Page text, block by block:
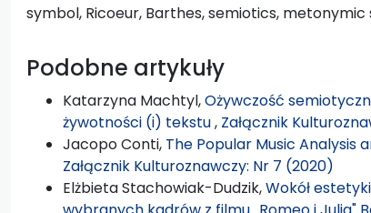
symbol, Ricoeur, Barthes, semiotics, metonymic
Podobne artykuły
Katarzyna Machtyl,Ożywczość
żywotności (i) tekstu, Załącznik
Jacopo Conti, The Popular Music Analysis
Załącznik Kulturoznawczy: Nr 7 (2020)
Elżbieta Stachowiak-Dudzik,Wokół